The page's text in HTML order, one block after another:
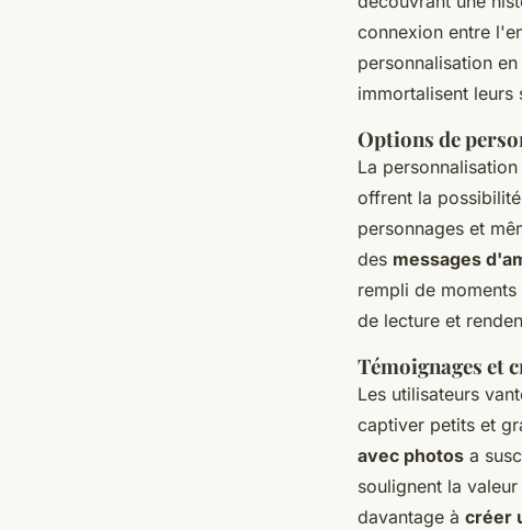
connexion entre
personnalisation
immortalisent leurs
Options de
La
offrent la
personnages et
des messages
rempli de
de lecture et
Témoignages et
Les utilisateurs
captiver petits et
avec photos a
soulignent la
davantage à créer